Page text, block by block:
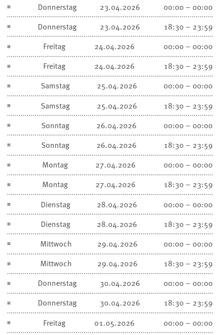
Donnerstag
23.04.2026
00:00 – 00:00
Donnerstag
23.04.2026
18:30 – 23:59
Freitag
24.04.2026
00:00 – 00:00
Freitag
24.04.2026
18:30 – 23:59
Samstag
25.04.2026
00:00 – 00:00
Samstag
25.04.2026
18:30 – 23:59
Sonntag
26.04.2026
00:00 – 00:00
Sonntag
26.04.2026
18:30 – 23:59
Montag
27.04.2026
00:00 – 00:00
Montag
27.04.2026
18:30 – 23:59
Dienstag
28.04.2026
00:00 – 00:00
Dienstag
28.04.2026
18:30 – 23:59
Mittwoch
29.04.2026
00:00 – 00:00
Mittwoch
29.04.2026
18:30 – 23:59
Donnerstag
30.04.2026
00:00 – 00:00
Donnerstag
30.04.2026
18:30 – 23:59
Freitag
01.05.2026 00:00 – 00:00